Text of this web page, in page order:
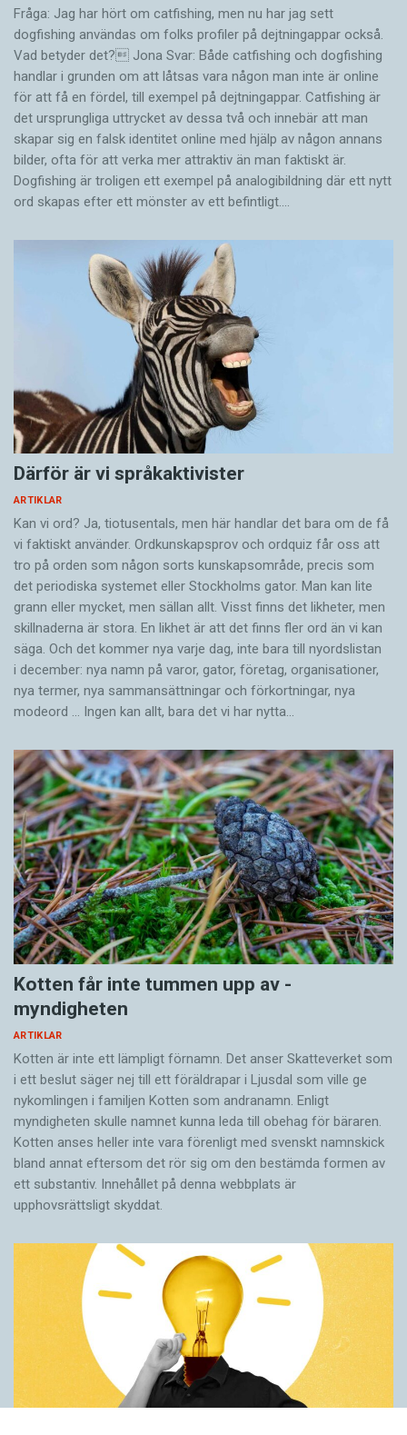
Fråga: Jag har hört om catfishing, men nu har jag sett
dogfishing användas om folks profiler på dejtningappar också.
Vad betyder det? Jona Svar: Både catfishing och dogfishing
handlar i grunden om att låtsas vara någon man inte är online
för att få en fördel, till exempel på dejtningappar. Catfishing är
det ursprungliga uttrycket av dessa två och innebär att man
skapar sig en falsk identitet online med hjälp av någon annans
bilder, ofta för att verka mer attraktiv än man faktiskt är.
Dogfishing är troligen ett exempel på analogibildning där ett nytt
ord skapas efter ett mönster av ett befintligt.…
Därför är vi språkaktivister
ARTIKLAR
Kan vi ord? Ja, tiotusentals, men här handlar det bara om de få
vi faktiskt använder. Ordkunskapsprov och ordquiz får oss att
tro på orden som någon sorts kunskapsområde, precis som
det periodiska systemet eller Stockholms gator. Man kan lite
grann eller mycket, men sällan allt. Visst finns det likheter, men
skillnaderna är stora. En likhet är att det finns fler ord än vi kan
säga. Och det kommer nya varje dag, inte bara till nyordslistan
i december: nya namn på varor, gator, företag, organisationer,
nya termer, nya samman­sättningar och förkortningar, nya
modeord … Ingen kan allt, bara det vi har nytta…
Kotten får inte tummen upp av ­
myndigheten
ARTIKLAR
Kotten är inte ett lämpligt förnamn. Det anser Skatte­verket som
i ett beslut säger nej till ett föräldra­par i Ljusdal som ville ge
nykomlingen i familjen Kotten som andranamn. Enligt
myndigheten skulle namnet kunna leda till obehag för bäraren.
Kotten anses heller inte vara förenligt med svenskt namnskick
bland annat eftersom det rör sig om den bestämda formen av
ett substantiv. Innehållet på denna webbplats är
upphovsrättsligt skyddat.